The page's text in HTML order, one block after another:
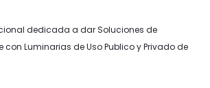
dedicada a dar Soluciones de
con Luminarias de Uso Publico y Privado de